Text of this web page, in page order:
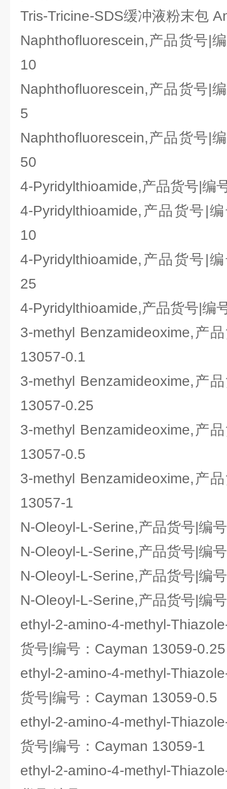
Tris-Tricine-SDS缓冲液粉末包
Naphthofluorescein,产品货号|
10
Naphthofluorescein,产品货号|
5
Naphthofluorescein,产品货号|
50
4-Pyridylthioamide,产品货号|编
4-Pyridylthioamide,产品货号|
10
4-Pyridylthioamide,产品货号|
25
4-Pyridylthioamide,产品货号|编
3-methyl Benzamideoxime,产
13057-0.1
3-methyl Benzamideoxime,产
13057-0.25
3-methyl Benzamideoxime,产
13057-0.5
3-methyl Benzamideoxime,产
13057-1
N-Oleoyl-L-Serine,产品货号|编
N-Oleoyl-L-Serine,产品货号|编
N-Oleoyl-L-Serine,产品货号|编
N-Oleoyl-L-Serine,产品货号|编
ethyl-2-amino-4-methyl-
货号|编号：Cayman 13059-0.25
ethyl-2-amino-4-methyl-
货号|编号：Cayman 13059-0.5
ethyl-2-amino-4-methyl-
货号|编号：Cayman 13059-1
ethyl-2-amino-4-methyl-